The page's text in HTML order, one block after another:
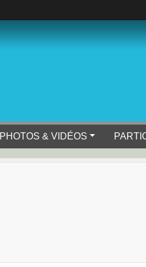
PHOTOS & VIDÉOS